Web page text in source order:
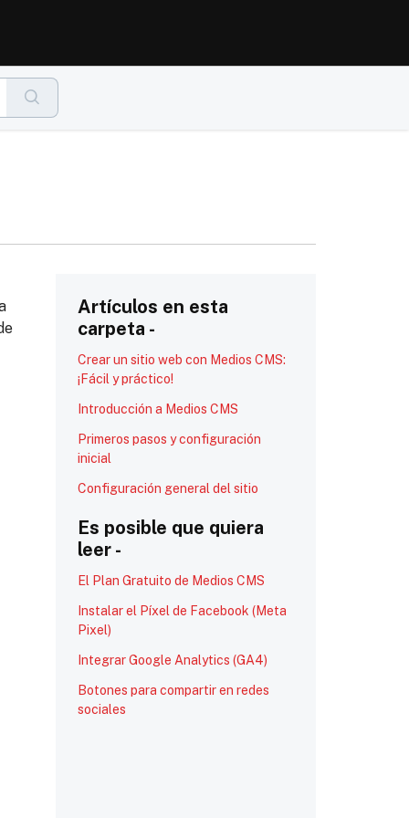
Artículos en esta
carpeta -
Crear un sitio web con Medios CMS:
¡Fácil y práctico!
Introducción a Medios CMS
Primeros pasos y configuración
inicial
Configuración general del sitio
Es posible que quiera
leer -
El Plan Gratuito de Medios CMS
Instalar el Píxel de Facebook (Meta
Pixel)
Integrar Google Analytics (GA4)
Botones para compartir en redes
sociales